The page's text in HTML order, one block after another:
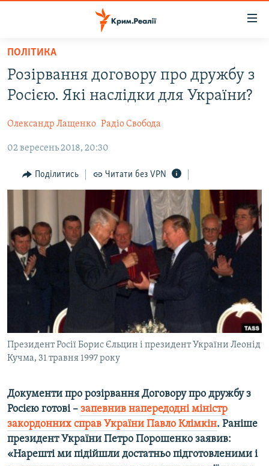
Перейти
основного
матеріалу
до
навігації
Перейти
ВОДА.КРИМ
ПОЛІТИКА
БЛОГИ
ПОГЛЯД
ВСЕ ЗА ДЕНЬ
СПЕЦПРОЕКТИ
ДЕПОРТАЦІЯ
ВІДЕОУРОКИ «ELIFBE»
СВІДЧЕННЯ ОКУПАЦІЇ
УКРАЇНСЬКА ПРОБЛЕМА КРИМУ
ІНФОГРАФІКА
ЯК ОБІЙТИ БЛОКУВАННЯ
Qırımtatar
ДОЛУЧАЙСЯ!
Усі сайти RFE/RL
ПОЛІТИКА
Розірвання договору про дружбу з
Росією. Які наслідки для України?
Олександр Лащенко Радіо Свобода
02 вересень 2018, 20:30
Поділитись Читати без VPN
Президент Росії Борис Єльцин і президент України Леонід
Кучма, 31 травня 1997 року
Документи про розірвання Договору про дружбу з
Росією готові – запевнив напередодні міністр
закордонних справ України Павло Клімкін. Раніше
президент України Петро Порошенко заявив:
«Нарешті ми підійшли достатньо підготовленими і